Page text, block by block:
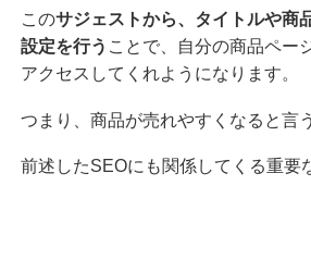
このサジェストから、タイトルや商
設定を行う ことで、自分の商品ペー
アクセスしてくれようになります。
つまり、商品が売れやすくなると言
前述したSEOにも関係してくる重要